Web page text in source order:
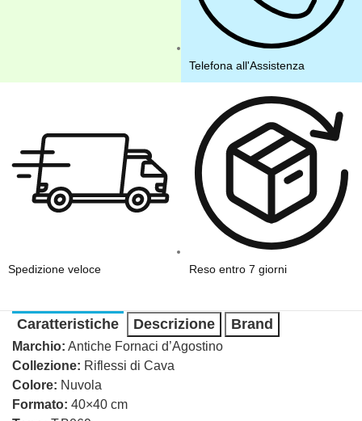
Telefona all'Assistenza
Spedizione veloce Reso entro 7 giorni
Caratteristiche Descrizione Brand
Marchio: Antiche Fornaci d’Agostino
Collezione: Riflessi di Cava
Colore: Nuvola
Formato: 40×40 cm